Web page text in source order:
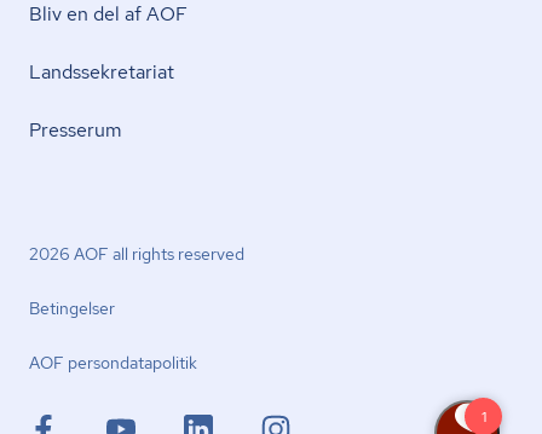
Bliv en del af AOF
Lands­se­kre­ta­ri­at
Presserum
2026 AOF all rights reserved
Betingelser
AOF per­son­da­ta­po­li­tik